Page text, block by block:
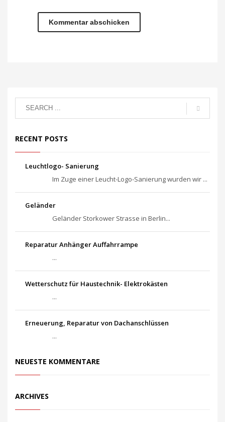
RECENT POSTS
Leuchtlogo- Sanierung
Im Zuge einer Leucht-Logo-Sanierung wurden wir ...
Geländer
Geländer Storkower Strasse in Berlin...
Reparatur Anhänger Auffahrrampe
...
Wetterschutz für Haustechnik- Elektrokästen
...
Erneuerung, Reparatur von Dachanschlüssen
...
NEUESTE KOMMENTARE
ARCHIVES